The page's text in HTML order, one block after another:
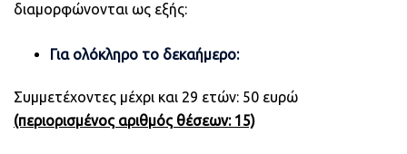
διαμορφώνονται ως εξής:
Για ολόκληρο το δεκαήμερο:
Συμμετέχοντες μέχρι και 29 ετών: 50 ευρώ
(περιορισμένος αριθμός θέσεων: 15)